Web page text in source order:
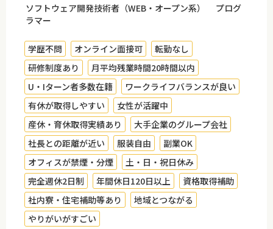
ソフトウェア開発技術者（WEB・オープン系） プログ
ラマー
学歴不問 オンライン面接可
転勤なし
研修制度あり
月平均残業時間20時間以内
U・Iターン者多数在籍
ワークライフバランスが良い
有休が取得しやすい
女性が活躍中
産休・育休取得実績あり
大手企業のグループ会社
社長との距離が近い
服装自由
副業OK
オフィスが禁煙・分煙
土・日・祝日休み
完全週休2日制
年間休日120日以上
資格取得補助
社内寮・住宅補助等あり
地域とつながる
やりがいがすごい